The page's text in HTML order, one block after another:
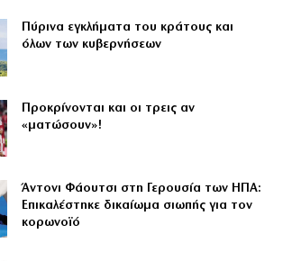
Πύρινα εγκλήματα του κράτους και
όλων των κυβερνήσεων
Προκρίνονται και οι τρεις αν
«ματώσουν»!
Άντονι Φάουτσι στη Γερουσία των ΗΠΑ:
Επικαλέστηκε δικαίωμα σιωπής για τον
κορωνοϊό